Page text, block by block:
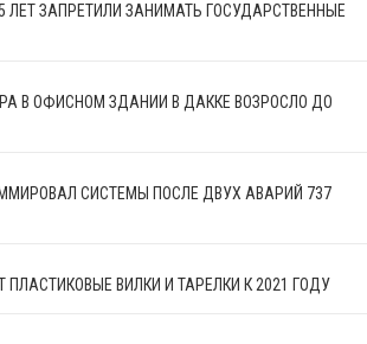
ЛЕТ ЗАПРЕТИЛИ ЗАНИМАТЬ ГОСУДАРСТВЕННЫЕ
В ОФИСНОМ ЗДАНИИ В ДАККЕ ВОЗРОСЛО ДО
СИСТЕМЫ ПОСЛЕ ДВУХ АВАРИЙ 737
ПЛАСТИКОВЫЕ ВИЛКИ И ТАРЕЛКИ К 2021 ГОДУ